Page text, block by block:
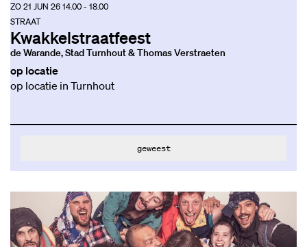
Kwakkelstraatfeest
de Warande, Stad Turnhout & Thomas Verstraeten
STRAAT
ZO 21 JUN 2614.00 - 18.00
op locatie
op locatie in Turnhout
geweest